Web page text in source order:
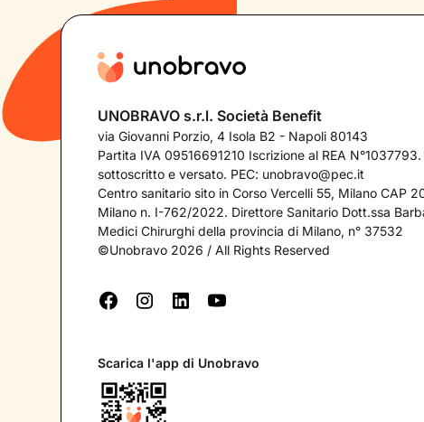
UNOBRAVO s.r.l. Società Benefit
via Giovanni Porzio, 4 Isola B2 - Napoli 80143
Partita IVA 09516691210 Iscrizione al REA
sottoscritto e versato. PEC: unobravo@pec.it
Centro sanitario sito in Corso Vercelli 55, Milano CAP
Milano n. I-762/2022. Direttore Sanitario Dott.ssa
Medici Chirurghi della provincia di Milano, n° 37532
©Unobravo 2026 / All Rights Reserved
Scarica l'app di Unobravo